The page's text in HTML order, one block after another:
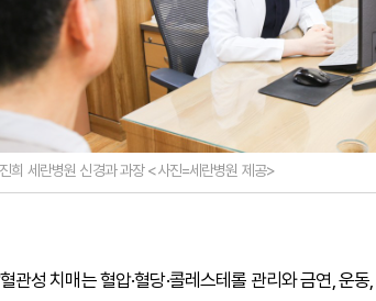
희 세란병원 신경과 과장 <사진=세란병원 제공>
관성 치매는 혈압·혈당·콜레스테롤 관리와 금연, 운